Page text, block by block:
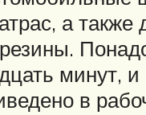
а также
минут,
в